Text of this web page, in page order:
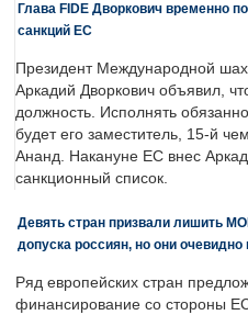
Глава FIDE Дворкович временно
санкций ЕС
Президент Международной
Аркадий Дворкович объявил,
должность. Исполнять
будет его заместитель, 15-й
Ананд. Накануне ЕС внес
санкционный список.
Девять стран призвали лишить
допуска россиян, но они
Ряд европейских стран
финансирование со стороны